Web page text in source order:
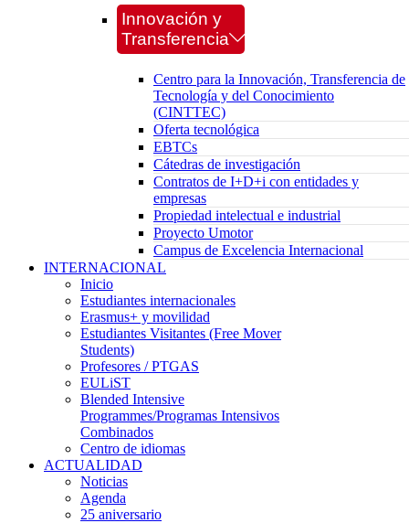
Innovación y
Transferencia
Centro para la Innovación, Transferencia de
Tecnología y del Conocimiento
(CINTTEC)
Oferta tecnológica
EBTCs
Cátedras de investigación
Contratos de I+D+i con entidades y
empresas
Propiedad intelectual e industrial
Proyecto Umotor
Campus de Excelencia Internacional
INTERNACIONAL
Inicio
Estudiantes internacionales
Erasmus+ y movilidad
Estudiantes Visitantes (Free Mover
Students)
Profesores / PTGAS
EULiST
Blended Intensive
Programmes/Programas Intensivos
Combinados
Centro de idiomas
ACTUALIDAD
Noticias
Agenda
25 aniversario